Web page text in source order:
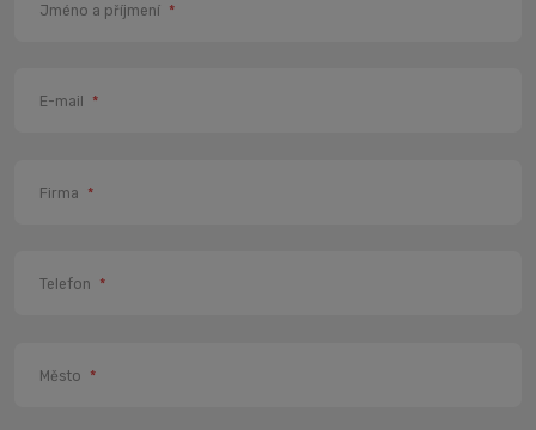
Jméno a příjmení *
E-mail *
Firma *
Telefon *
Město *